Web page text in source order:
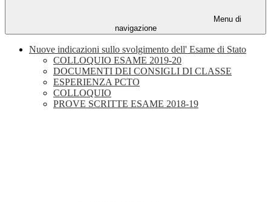
Menu di
navigazione
Nuove indicazioni sullo svolgimento dell' Esame di Stato
COLLOQUIO ESAME 2019-20
DOCUMENTI DEI CONSIGLI DI CLASSE
ESPERIENZA PCTO
COLLOQUIO
PROVE SCRITTE ESAME 2018-19